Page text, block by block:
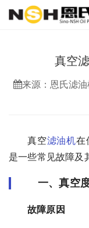
真空
来源：恩氏滤油
真空滤油机在
是一些常见故障及
一、真空
故障原因